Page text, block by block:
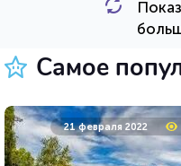
26 июля 2021
Самое
21 февраля 2022